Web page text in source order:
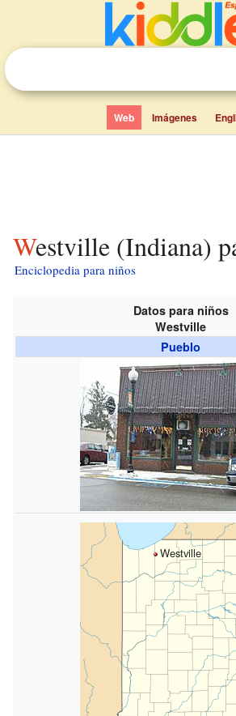
Web Imágenes
Westville (Indiana)
Enciclopedia para niños
Datos para niños
Westville
Pueblo
Westville